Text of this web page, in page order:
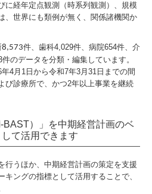
に経年定点観測（時系列観測）、規模
、世界にも類例が無く、関係諸機関か
8,573件、歯科4,029件、病院654件、介
のデータを分類・編集しています。
4月1日から令和7年3月31日までの間
び診療所で、かつ2年以上事業を継続
BAST）」を中期経営計画のベ
て活用できます
行うほか、中期経営計画の策定を支援
ングの指標として活用することで、